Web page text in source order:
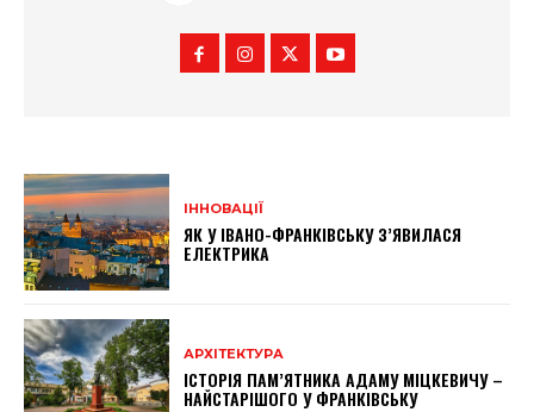
ІННОВАЦІЇ
ЯК У ІВАНО-ФРАНКІВСЬКУ З’ЯВИЛАСЯ
ЕЛЕКТРИКА
АРХІТЕКТУРА
ІСТОРІЯ ПАМ’ЯТНИКА АДАМУ МІЦКЕВИЧУ –
НАЙСТАРІШОГО У ФРАНКІВСЬКУ